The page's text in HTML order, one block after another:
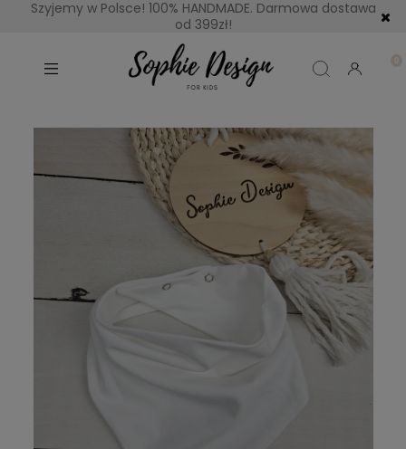
Szyjemy w Polsce! 100% HANDMADE. Darmowa dostawa
od 399zł!